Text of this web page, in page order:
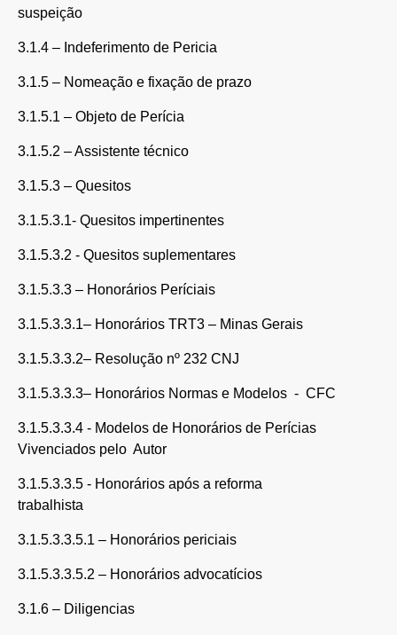
suspeição
3.1.4 – Indeferimento de Pericia
3.1.5 – Nomeação e fixação de prazo
3.1.5.1 – Objeto de Perícia
3.1.5.2 – Assistente técnico
3.1.5.3 – Quesitos
3.1.5.3.1- Quesitos impertinentes
3.1.5.3.2 - Quesitos suplementares
3.1.5.3.3 – Honorários Períciais
3.1.5.3.3.1– Honorários TRT3 – Minas Gerais
3.1.5.3.3.2– Resolução nº 232 CNJ
3.1.5.3.3.3– Honorários Normas e Modelos - CFC
3.1.5.3.3.4 - Modelos de Honorários de Perícias
Vivenciados pelo Autor
3.1.5.3.3.5 - Honorários após a reforma
trabalhista
3.1.5.3.3.5.1 – Honorários periciais
3.1.5.3.3.5.2 – Honorários advocatícios
3.1.6 – Diligencias